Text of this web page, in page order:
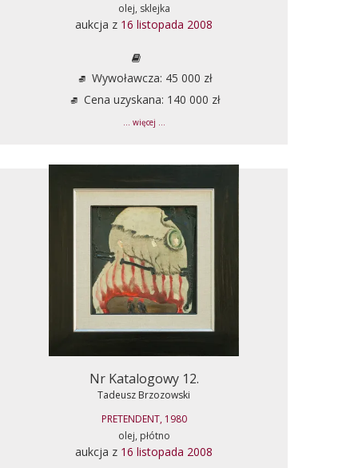
olej, sklejka
aukcja z 16 listopada 2008
Wywoławcza: 45 000 zł
Cena uzyskana: 140 000 zł
... więcej ...
Nr Katalogowy 12.
Tadeusz Brzozowski
PRETENDENT, 1980
olej, płótno
aukcja z 16 listopada 2008